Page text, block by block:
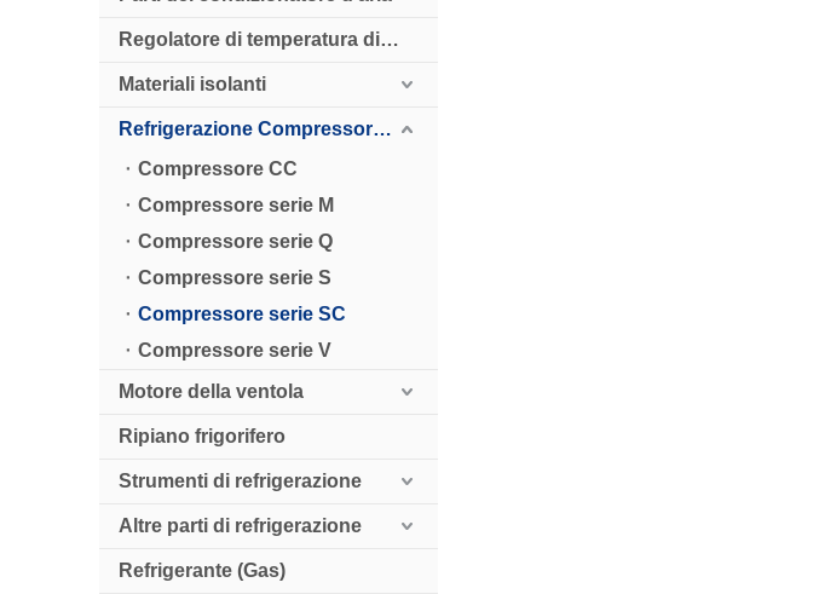
Regolatore di temperatura digitale
Materiali isolanti
Refrigerazione Compressore HollySnow
Compressore CC
Compressore serie M
Compressore serie Q
Compressore serie S
Compressore serie SC
Compressore serie V
Motore della ventola
Ripiano frigorifero
Strumenti di refrigerazione
Altre parti di refrigerazione
Refrigerante (Gas)